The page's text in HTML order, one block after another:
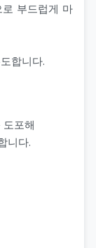
부드럽게 마
합니다.
포해
니다.